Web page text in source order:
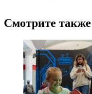
Смотрите